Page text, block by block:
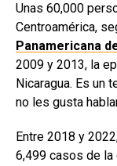
Unas 60,000
Centroamérica,
Panamericana
2009 y 2013, la
Nicaragua. Es un
no les gusta
Entre 2018 y
6,499 casos de la